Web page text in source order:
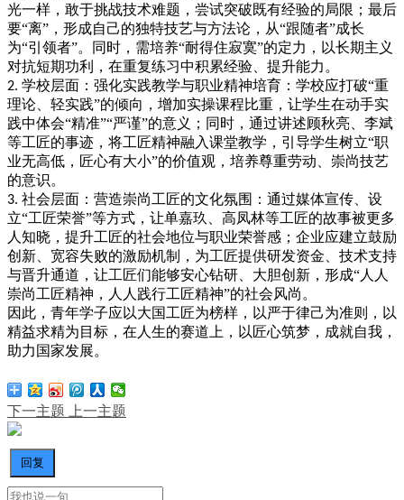
光一样，敢于挑战技术难题，尝试突破既有经验的局限；最后
要“离”，形成自己的独特技艺与方法论，从“跟随者”成长
为“引领者”。同时，需培养“耐得住寂寞”的定力，以长期主义
对抗短期功利，在重复练习中积累经验、提升能力。
2. 学校层面：强化实践教学与职业精神培育：学校应打破“重
理论、轻实践”的倾向，增加实操课程比重，让学生在动手实
践中体会“精准”“严谨”的意义；同时，通过讲述顾秋亮、李斌
等工匠的事迹，将工匠精神融入课堂教学，引导学生树立“职
业无高低，匠心有大小”的价值观，培养尊重劳动、崇尚技艺
的意识。
3. 社会层面：营造崇尚工匠的文化氛围：通过媒体宣传、设
立“工匠荣誉”等方式，让单嘉玖、高凤林等工匠的故事被更多
人知晓，提升工匠的社会地位与职业荣誉感；企业应建立鼓励
创新、宽容失败的激励机制，为工匠提供研发资金、技术支持
与晋升通道，让工匠们能够安心钻研、大胆创新，形成“人人
崇尚工匠精神，人人践行工匠精神”的社会风尚。
因此，青年学子应以大国工匠为榜样，以严于律己为准则，以
精益求精为目标，在人生的赛道上，以匠心筑梦，成就自我，
助力国家发展。
下一主题 上一主题